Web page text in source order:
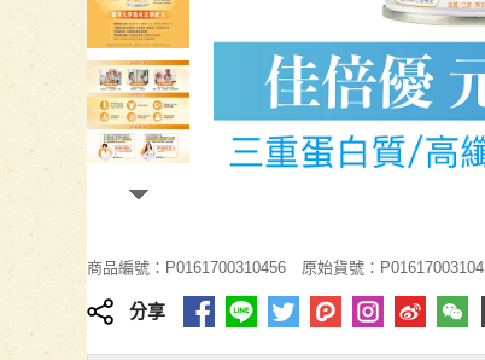
商品編號：P0161700310456 原始貨號：
分享